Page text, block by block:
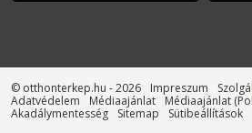
© otthonterkep.hu - 2026 Impreszum
Adatvédelem
Médiaajánlat
Médiaajánlat
Akadálymentesség
Sitemap Sütibeállítások